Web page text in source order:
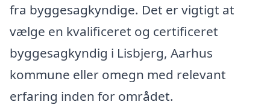
fra byggesagkyndige. Det er vigtigt at
vælge en kvalificeret og certificeret
byggesagkyndig i Lisbjerg, Aarhus
kommune eller omegn med relevant
erfaring inden for området.